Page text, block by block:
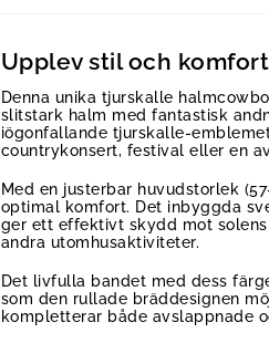
Upplev stil och
Denna unika tjurskalle
slitstark halm med fantastisk
iögonfallande tjurskalle-
countrykonsert, festival eller en
Med en justerbar huvudstorlek
optimal komfort. Det inbyggda
ger ett effektivt skydd mot
andra utomhusaktiviteter.
Det livfulla bandet med dess
som den rullade bräddesignen
kompletterar både avslappnade